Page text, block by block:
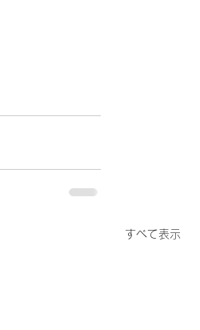
すべて表示